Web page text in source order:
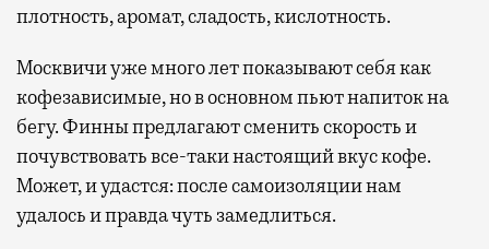
плотность, аромат, сладость, кислотность.
Москвичи уже много лет показывают себя как
кофезависимые, но в основном пьют напиток на
бегу. Финны предлагают сменить скорость и
почувствовать все-таки настоящий вкус кофе.
Может, и удастся: после самоизоляции нам
удалось и правда чуть замедлиться.